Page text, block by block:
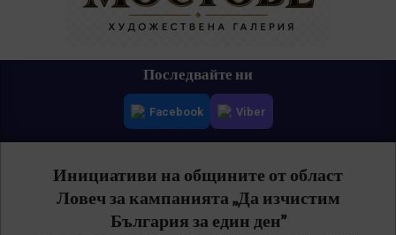
Последвайте ни
Facebook Viber
Инициативи на общините от област
Ловеч за кампанията „Да изчистим
България за един ден”